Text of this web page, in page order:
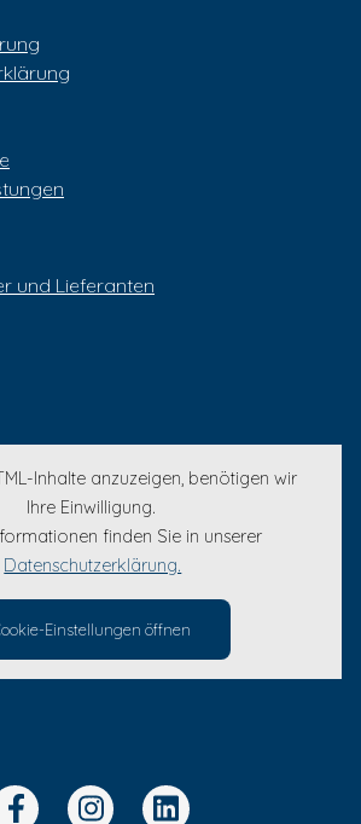
und Lieferanten
Inhalte anzuzeigen, benötigen wir
Ihre Einwilligung.
finden Sie in unserer
Datenschutzerklärung.
Einstellungen öffnen